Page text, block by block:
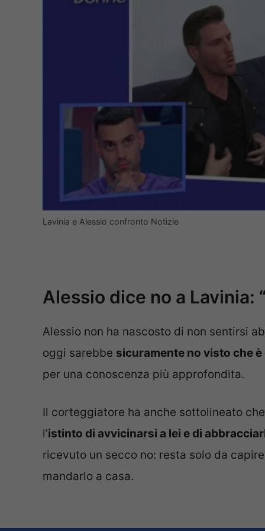
Lavinia e Alessio confronto Notizie
Alessio dice no a Lavinia:
Alessio non ha nascosto di non sentirsi
oggi sarebbe sicuramente no visto che
per una conoscenza più approfondita.
Il corteggiatore ha anche sottolineato
l’istinto di avvicinarsi a lei e di
ricevuto un secco no: resta solo da
mandarlo a casa.